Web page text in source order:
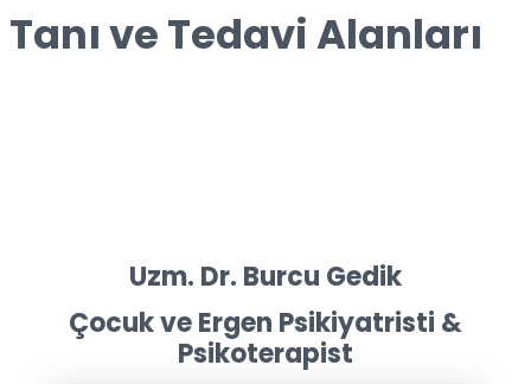
Tanı ve Tedavi Alanları
Uzm. Dr. Burcu Gedik
Çocuk ve Ergen Psikiyatristi &
Psikoterapist